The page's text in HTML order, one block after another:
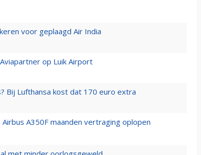
voor geplaagd Air India
op Luik Airport
Bij Lufthansa kost dat 170 euro extra
A350F maanden vertraging oplopen